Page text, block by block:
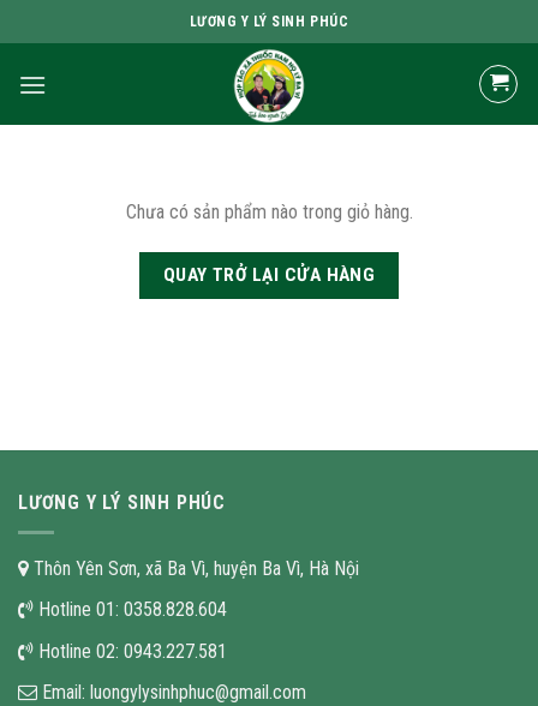
to
content
LƯƠNG Y LÝ SINH PHÚC
Chưa có sản phẩm nào trong giỏ hàng.
QUAY TRỞ LẠI CỬA HÀNG
LƯƠNG Y LÝ SINH PHÚC
Thôn Yên Sơn, xã Ba Vì, huyện Ba Vì, Hà Nội
Hotline 01: 0358.828.604
Hotline 02: 0943.227.581
Email: luongylysinhphuc@gmail.com